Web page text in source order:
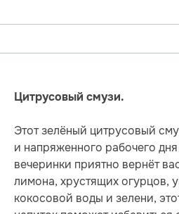
Цитрусовый смузи.
Этот зелёный цитрусовый
и напряженного рабочего
вечеринки приятно вернёт
лимона, хрустящих огурцов,
кокосовой воды и зелени,